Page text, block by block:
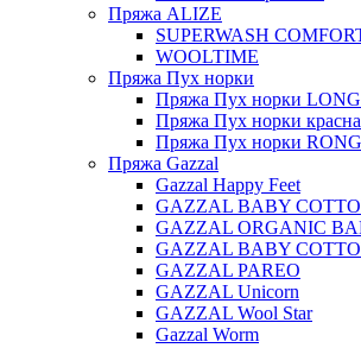
Пряжа ALIZE
SUPERWASH
WOOLTIME
Пряжа Пух норки
Пряжа Пух норки LONG
Пряжа Пух норки
Пряжа Пух норки
Пряжа Gazzal
Gazzal Happy Feet
GAZZAL BABY
GAZZAL ORGANIC
GAZZAL BABY
GAZZAL PAREO
GAZZAL Unicorn
GAZZAL Wool Star
Gazzal Worm